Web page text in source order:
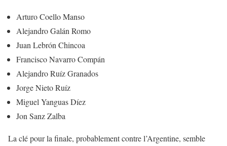
Arturo Coello Manso
Alejandro Galán Romo
Juan Lebrón Chincoa
Francisco Navarro Compán
Alejandro Ruíz Granados
Jorge Nieto Ruíz
Miguel Yanguas Díez
Jon Sanz Zalba
La clé pour la finale, probablement contre l’Argentine, semble